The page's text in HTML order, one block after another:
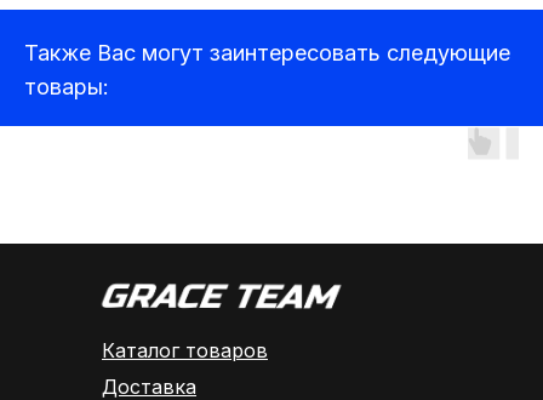
Также Вас могут заинтересовать следующие
товары:
Каталог товаров
Доставка
Прицелы
Компьютеры и ноутбуки
Аудиотехника